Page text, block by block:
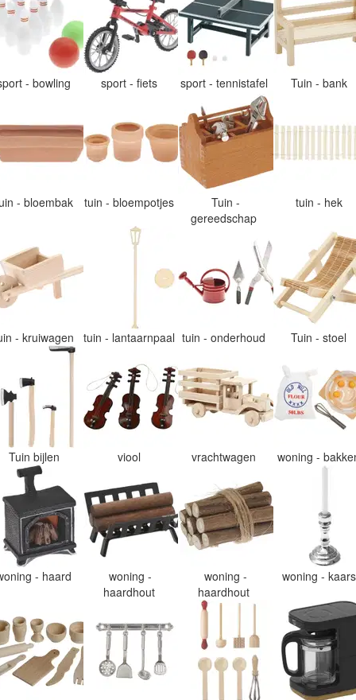
- bowling sport - fiets sport - tennistafel Tuin - bank
- bloembak tuin - bloempotjes
Tuin -
gereedschap
tuin - hek
- kruiwagen tuin - lantaarnpaal tuin - onderhoud Tuin - stoel
Tuin bijlen viool vrachtwagen woning -
- haard
woning -
haardhout
woning -
haardhout
woning -